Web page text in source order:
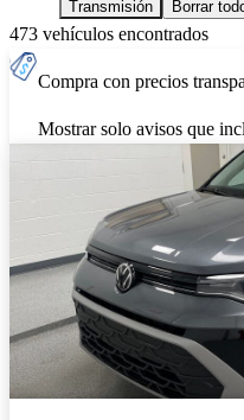
Transmisión Borrar
473 vehículos encontrados
Compra con precios
Mostrar solo avisos que